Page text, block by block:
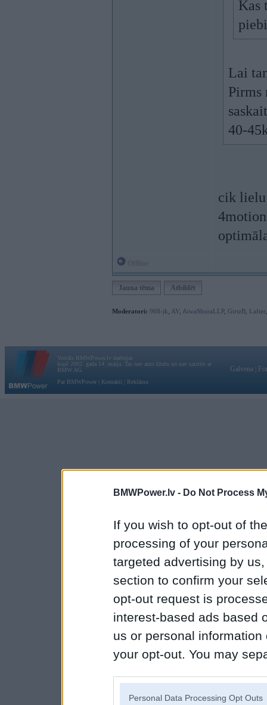
BMWPower.lv - Do Not Process
If you wish to opt-out of
processing of your
targeted advertising by
section to confirm your
opt-out request is
interest-based ads based
us or personal
your opt-out. You may
Personal Data Processing Opt Outs
Kas
Lai
Pirms
40-
cik lielu
Jauna tēma Atbildēt
Moderatori: 968-jk AV AiwaShuraLLP, GirtzB Lafter
Vortāls BMWPower.lv darbojas
kopš 2002. gada 14. maija. Tas nav auto klubs un nav saistīts ar
BMW AG.
Par BMWPower
Kontakti Reklāma
Galvena